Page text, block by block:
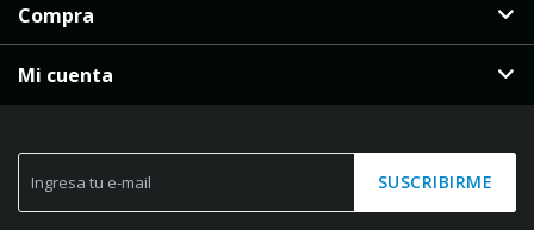
SUSCRIBIRME
Compra
Mi cuenta